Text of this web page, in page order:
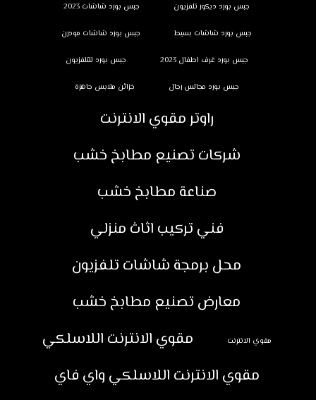
جبس بورد ديكور تلفزيون جبس بورد شاشات 2023
جبس بورد شاشات بسيط جبس بورد شاشات مودرن
جبس بورد غرف اطفال 2023 جبس بورد للتلفزيون
جبس بورد مجالس رجال خزائن ملابس جاهزة
راوتر مقوي الانترنت
شركات تصنيع مطابخ خشب
صناعة مطابخ خشب
فني تركيب اثاث منزلي
محل برمجة شاشات تلفزيون
معارض تصنيع مطابخ خشب
مقوي الانترنت
مقوي الانترنت اللاسلكي
مقوي الانترنت اللاسلكي واي فاي